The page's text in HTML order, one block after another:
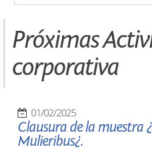
Próximas
corporativa
01/02/2025
Clausura de la muestra
Mulieribus¿.